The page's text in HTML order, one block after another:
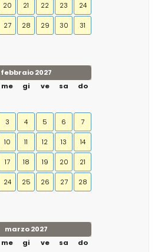
20 21 22 23 24
27 28 29 30 31
febbraio 2027
me gi ve sa do
3 4 5 6 7
10 11 12 13 14
17 18 19 20 21
24 25 26 27 28
marzo 2027
me gi ve sa do